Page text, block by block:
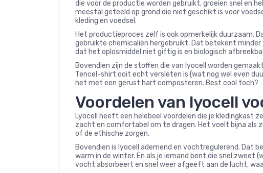
die voor de productie worden gebruikt, groeien snel en
meestal geteeld op grond die niet geschikt is voor
kleding en voedsel.
Het productieproces zelf is ook opmerkelijk duurzaam.
gebruikte chemicaliën hergebruikt. Dat betekent
dat het oplosmiddel niet giftig is en biologisch
Bovendien zijn de stoffen die van lyocell worden
Tencel-shirt ooit echt versleten is (wat nog wel even
het met een gerust hart composteren. Best cool toch?
Voordelen van lyocell
Lyocell heeft een heleboel voordelen die je kledingkast
zacht en comfortabel om te dragen. Het voelt bijna als
of de ethische zorgen.
Bovendien is lyocell ademend en vochtregulerend. Dat
warm in de winter. En als je iemand bent die snel zweet
vocht absorbeert en snel weer afgeeft aan de lucht,